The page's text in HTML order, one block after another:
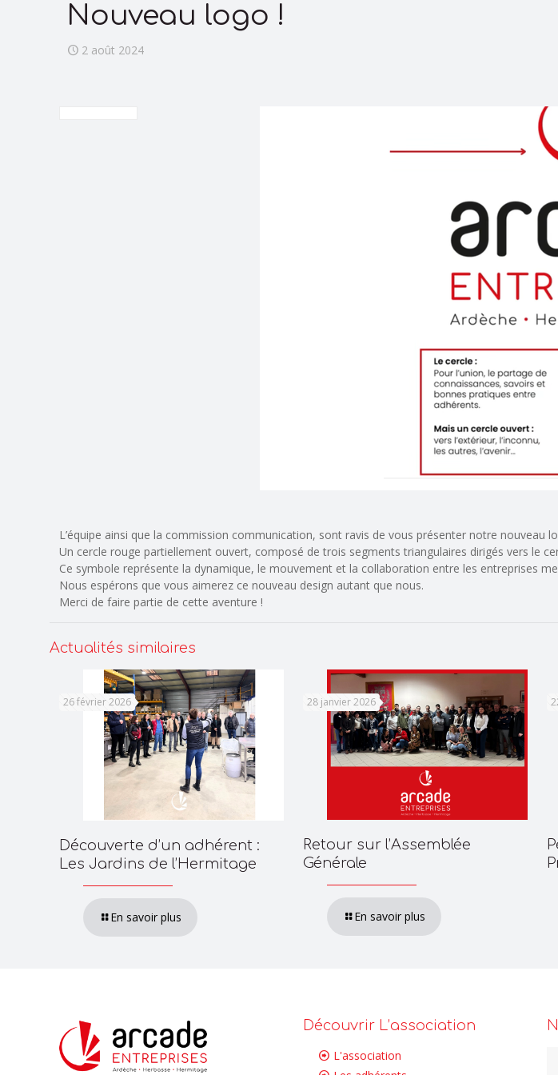
Nouveau logo !
2 août 2024
L’équipe ainsi que la commission communication, sont ravis de vous présenter notre nouveau
Un cercle rouge partiellement ouvert, composé de trois segments triangulaires dirigés vers le
Ce symbole représente la dynamique, le mouvement et la collaboration entre les entreprises
Nous espérons que vous aimerez ce nouveau design autant que nous.
Merci de faire partie de cette aventure !
Actualités similaires
26 février 2026
Découverte d’un adhérent :
Les Jardins de l’Hermitage
En savoir plus
28 janvier 2026
Retour sur l’Assemblée
Générale
En savoir plus
Découvrir L’association
L'association